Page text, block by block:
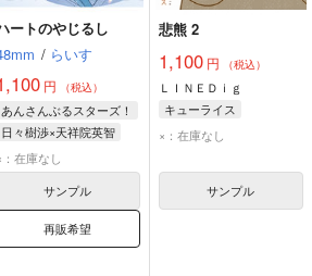
ートのやじるし
/ らいす
円 （税込）
あんさんぶるスターズ！
日々樹渉×天祥院英智
天祥院英智
：在庫なし
サンプル
再販希望
悲熊 2
1,100円 （税込）
ＬＩＮＥＤｉｇ
キューライス
×：在庫なし
サンプル